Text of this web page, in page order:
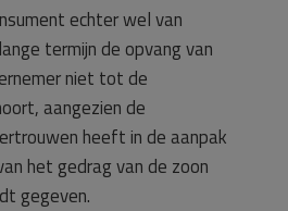
echter wel van
termijn de opvang van
niet tot de
aangezien de
heeft in de aanpak
het gedrag van de zoon
gegeven.